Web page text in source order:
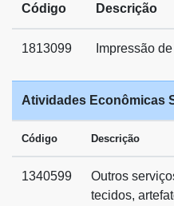
Código Descrição
1813099 Impressão
Atividades Econômicas
Código Descrição
1340599
Outros
tecidos,